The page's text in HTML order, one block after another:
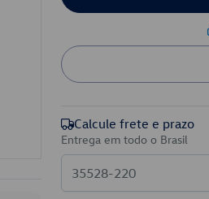
Calcule frete e prazo
Entrega em todo o Brasil